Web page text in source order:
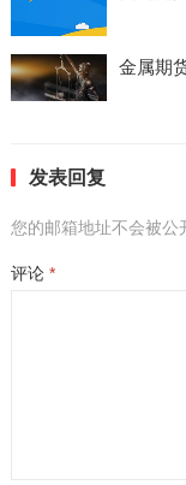
金属期
发表回复
您的邮箱地址不会被公
评论 *